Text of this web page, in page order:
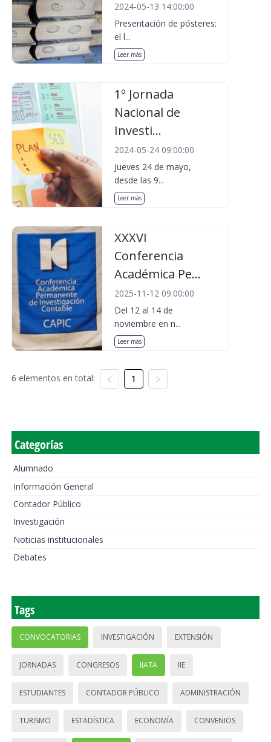
2024-05-13 14:00:00
Presentación de pósteres:
el l...
Leer más
1º Jornada
Nacional de
Investi...
2024-05-24 09:00:00
Jueves 24 de mayo,
desde las 9...
Leer más
XXXVI
Conferencia
Académica Pe...
2025-11-12 09:00:00
Del 12 al 14 de
noviembre en n...
Leer más
6 elementos en total: 1
Categorías
Alumnado
Información General
Contador Público
Investigación
Noticias institucionales
Debates
Tags
CONVOCATORIAS INVESTIGACIÓN EXTENSIÓN
JORNADAS CONGRESOS IIATA IIE
ESTUDIANTES CONTADOR PÚBLICO ADMINISTRACIÓN
TURISMO ESTADÍSTICA ECONOMÍA CONVENIOS